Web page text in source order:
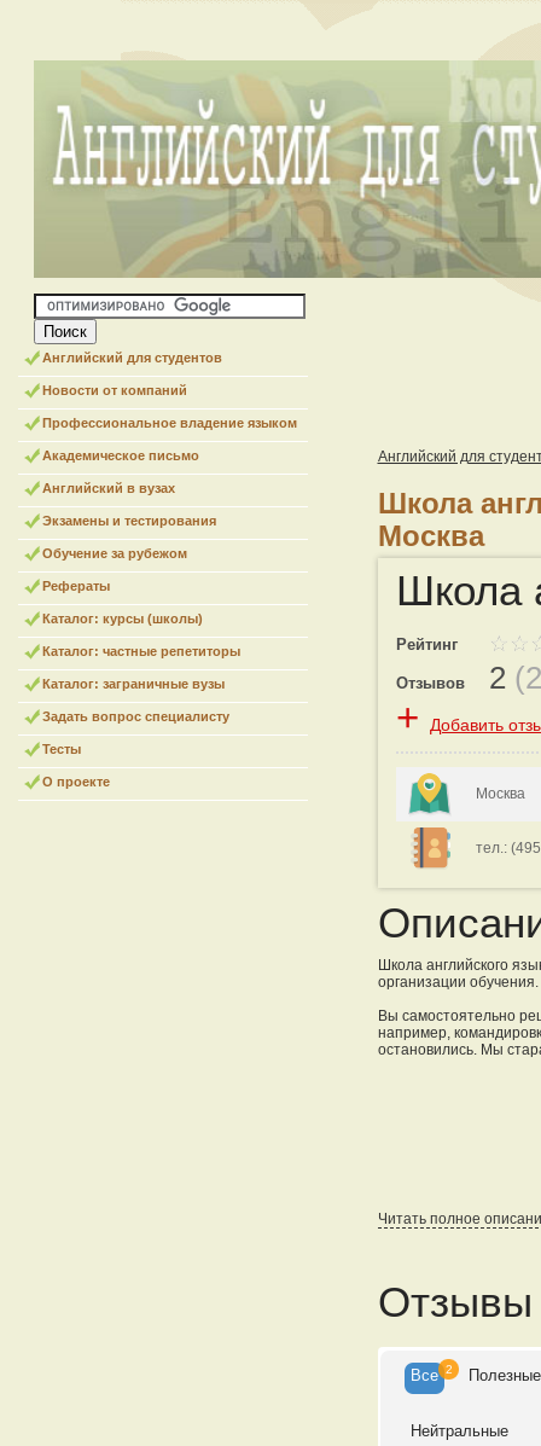
Английский для студентов
Новости от компаний
Профессиональное владение языком
Академическое письмо
Английский в вузах
Экзамены и тестирования
Обучение за рубежом
Рефераты
Каталог: курсы (школы)
Каталог: частные репетиторы
Каталог: заграничные вузы
Задать вопрос специалисту
Тесты
О проекте
Английский для
Школа
Москва
Школа
Рейтинг
Отзывов 2(
+ Добавить
Москва
тел.:
Школа английского
организации
Вы самостоятельно
например,
остановились. Мы
Читать полное
Отзывы
Все 2 Полезные
Нейтральные